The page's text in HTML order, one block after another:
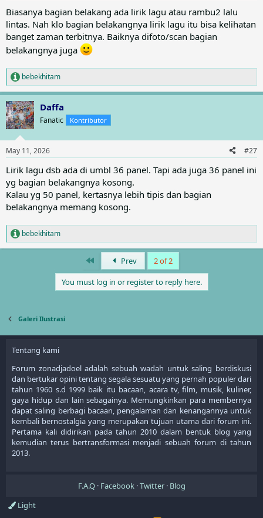
:
Biasanya bagian belakang ada lirik lagu atau rambu2 lalu
lintas. Nah klo bagian belakangnya lirik lagu itu bisa kelihatan
banget zaman terbitnya. Baiknya difoto/scan bagian
belakangnya juga
R
e
a
c
t
i
n
s
:
bebekhitam
Daffa
Fanatic Kontributor
May 11, 2026 #27
Lirik lagu dsb ada di umbl 36 panel. Tapi ada juga 36 panel ini
yg bagian belakangnya kosong.
Kalau yg 50 panel, kertasnya lebih tipis dan bagian
belakangnya memang kosong.
R
e
:
bebekhitam
Prev
2 of 2
You must log in or register to reply here.
Galeri Ilustrasi
Tentang kami
Forum zonadjadoel adalah sebuah wadah untuk saling berdiskusi
dan bertukar opini tentang segala sesuatu yang pernah populer dari
tahun 1960 s.d 1999 baik itu bacaan, acara tv, film, musik, kuliner,
gaya hidup dan lain sebagainya. Memungkinkan para membernya
dapat saling berbagi bacaan, pengalaman dan kenangannya untuk
kembali bernostalgia yang merupakan tujuan utama dari forum ini.
Pertama kali didirikan pada tahun 2010 dalam bentuk blog yang
kemudian terus bertransformasi menjadi sebuah forum di tahun
2013.
F.A.Q Facebook Twitter Blog
Light